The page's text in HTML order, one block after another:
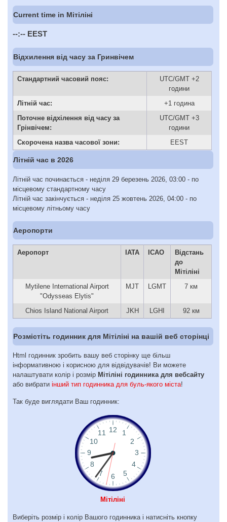
Current time in Мітіліні
--:-- EEST
Відхилення від часу за Гринвічем
Стандартний часовий пояс:
UTC/GMT +2
години
Літній час:
+1 година
Поточне відхілення від часу за
Грінвічем:
UTC/GMT +3
години
Скорочена назва часової зони:
EEST
Літній час в 2026
Літній час починається - неділя 29 березень 2026, 03:00 - по
місцевому стандартному часу
Літній час закінчується - неділя 25 жовтень 2026, 04:00 - по
місцевому літньому часу
Аеропорти
Аеропорт IATA ICAO
Відстань
до
Мітіліні
Mytilene International Airport
"Odysseas Elytis"
MJT LGMT 7 км
Chios Island National Airport JKH LGHI 92 км
Розмістіть годинник для Мітіліні на вашій веб сторінці
Html годинник зробить вашу веб сторінку ще більш
інформативною і корисною для відвідувачів! Ви можете
налаштувати колір і розмір Мітіліні годинника для вебсайту
або вибрати інший тип годинника для буль-якого міста!
Так буде виглядати Ваш годинник:
Мітіліні
Виберіть розмір і колір Вашого годинника і натисніть кнопку